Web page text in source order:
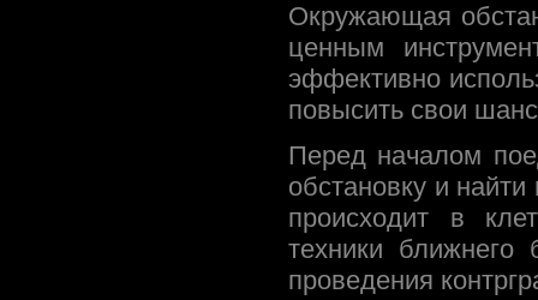
Окружающая
ценным
эффективно
повысить свои
Перед началом
обстановку и
происходит в
техники ближнего
проведения